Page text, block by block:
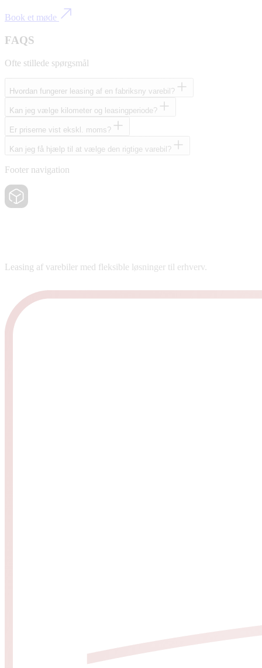
Book et møde
FAQS
Ofte stillede spørgsmål
Hvordan fungerer leasing af en fabriksny varebil?
Kan jeg vælge kilometer og leasingperiode?
Er priserne vist ekskl. moms?
Kan jeg få hjælp til at vælge den rigtige varebil?
Footer navigation
Leasing af varebiler med fleksible løsninger til erhverv.